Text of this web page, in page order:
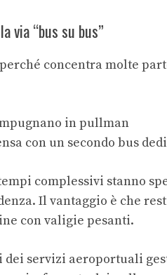
via “bus su bus”
concentra molte
in pullman
con un secondo bus
complessivi stanno
Il vantaggio è che
con valigie pesanti.
servizi aeroportuali